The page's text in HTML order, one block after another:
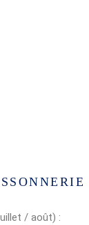
/ août) :